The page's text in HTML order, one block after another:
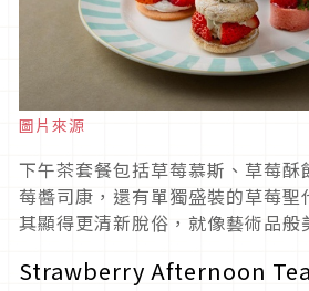
圖片來源
下午茶套餐包括草莓慕斯、草莓酥
莓醬司康，還有單獨盛裝的草莓聖
其顯得更清新脫俗，就像藝術品般
Strawberry Afternoon Tea